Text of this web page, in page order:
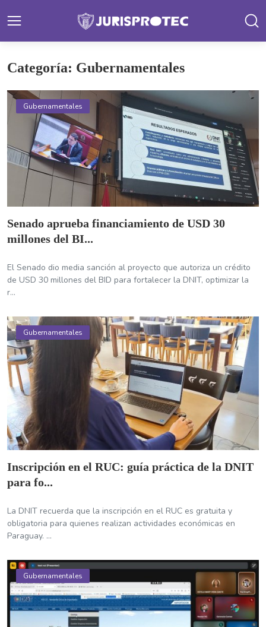
Categoría: Gubernamentales
Gubernamentales
Senado aprueba financiamiento de USD 30
millones del BI...
El Senado dio media sanción al proyecto que autoriza un crédito
de USD 30 millones del BID para fortalecer la DNIT, optimizar la
r...
Gubernamentales
Inscripción en el RUC: guía práctica de la DNIT
para fo...
La DNIT recuerda que la inscripción en el RUC es gratuita y
obligatoria para quienes realizan actividades económicas en
Paraguay. ...
Gubernamentales